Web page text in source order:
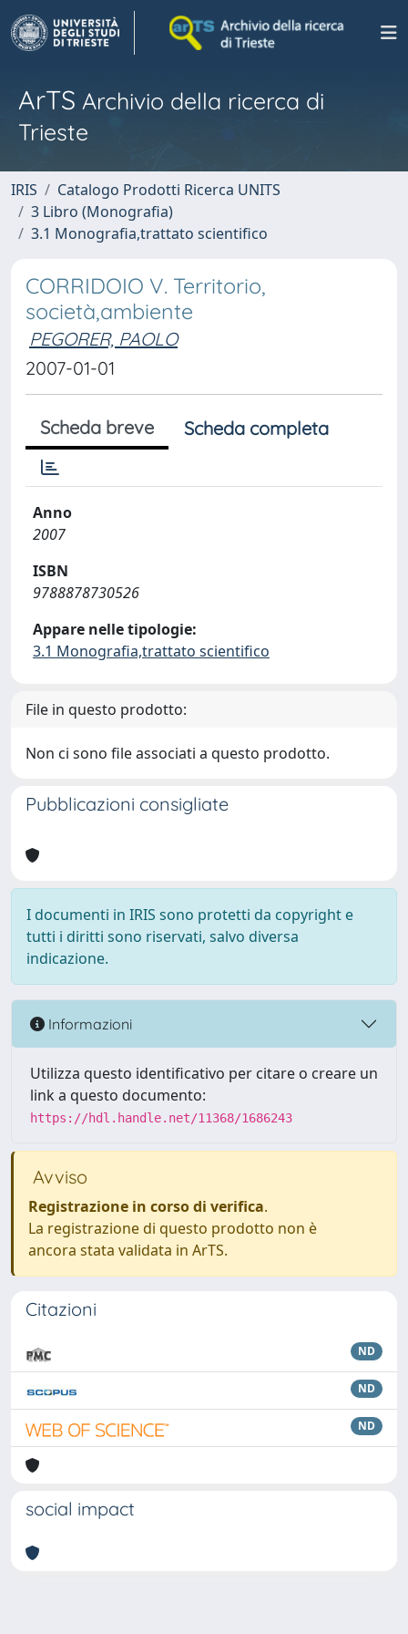
ArTS Archivio della ricerca di
Trieste
IRIS
Catalogo Prodotti Ricerca UNITS
3 Libro (Monografia)
3.1 Monografia,trattato scientifico
CORRIDOIO V. Territorio,
società,ambiente
PEGORER, PAOLO
2007-01-01
Scheda breve Scheda completa
Anno
2007
ISBN
9788878730526
Appare nelle tipologie:
3.1 Monografia,trattato scientifico
File in questo prodotto:
Non ci sono file associati a questo prodotto.
Pubblicazioni consigliate
I documenti in IRIS sono protetti da copyright e
tutti i diritti sono riservati, salvo diversa
indicazione.
Informazioni
Utilizza questo identificativo per citare o creare un
link a questo documento:
https://hdl.handle.net/11368/1686243
Avviso
Registrazione in corso di verifica.
La registrazione di questo prodotto non è
ancora stata validata in ArTS.
Citazioni
ND
ND
ND
social impact